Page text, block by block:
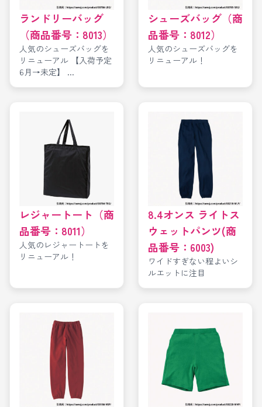
ランドリーバッグ
（商品番号：8013）
人気のシューズバッグを
リニューアル 【入荷予定
6月→未定】 ...
シューズバッグ（商
品番号：8012）
人気のシューズバッグを
リニューアル！
レジャートート（商
品番号：8011）
人気のレジャートートを
リニューアル！
8.4オンス ライトス
ウェットパンツ(商
品番号：6003)
ワイドすぎない程よいシ
ルエットに注目